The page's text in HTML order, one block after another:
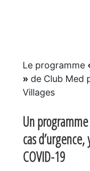
Le programme
»de Club Med
Villages
Un
cas
COVID-19